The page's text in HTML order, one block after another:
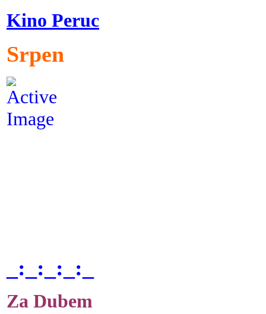
Kino Peruc
Srpen
_:_:_:_:_
Za Dubem